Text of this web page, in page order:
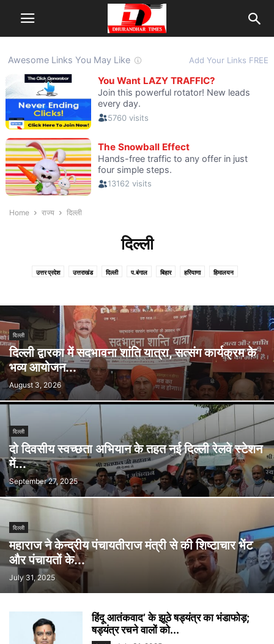
Home राज्य दिल्ली
दिल्ली
उत्तर प्रदेश उत्तराखंड दिल्ली प.बंगाल बिहार हरियाणा हिमालयन
दिल्ली
दिल्ली द्वारका में सदभावना शांति यात्रा, सत्संग कार्यक्रम के
भव्य आयोजन...
August 3, 2026
दिल्ली
दो दिवसीय स्वच्छता अभियान के तहत नई दिल्ली रेलवे स्टेशन
में...
September 27, 2025
दिल्ली
महाराज ने केन्द्रीय पंचायतीराज मंत्री से की शिष्टाचार भेंट
और पंचायतों के...
July 31, 2025
हिंदू आतंकवाद’ के झूठे षड्यंत्र का भंडाफोड़;
षड्यंत्र रचने वालों को...